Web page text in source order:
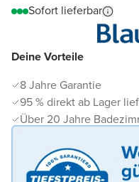
Deine Vorteile
8 Jahre Garantie
95 % direkt ab Lager
Über 20 Jahre
Sofort lieferbar